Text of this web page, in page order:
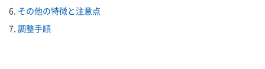
その他の特徴と注意点
調整手順